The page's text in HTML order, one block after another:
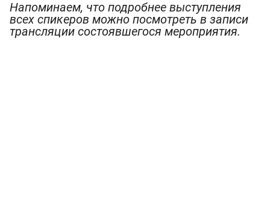
Напоминаем, что подробнее выступления
всех спикеров можно посмотреть в записи
трансляции состоявшегося мероприятия.